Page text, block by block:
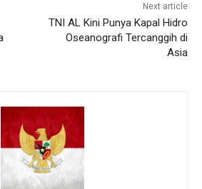
Next article
TNI AL Kini Punya Kapal Hidro
Oseanografi Tercanggih di
Asia